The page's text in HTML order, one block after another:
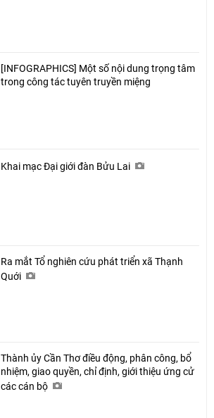
[INFOGRAPHICS] Một số nội dung trọng tâm
trong công tác tuyên truyền miệng
Khai mạc Đại giới đàn Bửu Lai
Ra mắt Tổ nghiên cứu phát triển xã Thạnh
Quới
Thành ủy Cần Thơ điều động, phân công, bổ
nhiệm, giao quyền, chỉ định, giới thiệu ứng cử
các cán bộ